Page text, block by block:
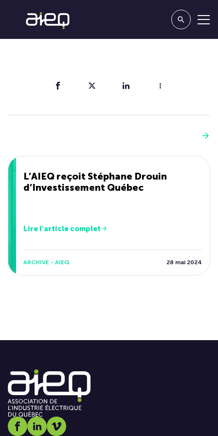
L’AIEQ reçoit Stéphane Drouin
d’Investissement Québec
Lire l'article complet
ARCHIVE - AIEQ 28 mai 2024
Social media link icon-facebook
Social media link icon-linkedin
Social media link icon-vimeo